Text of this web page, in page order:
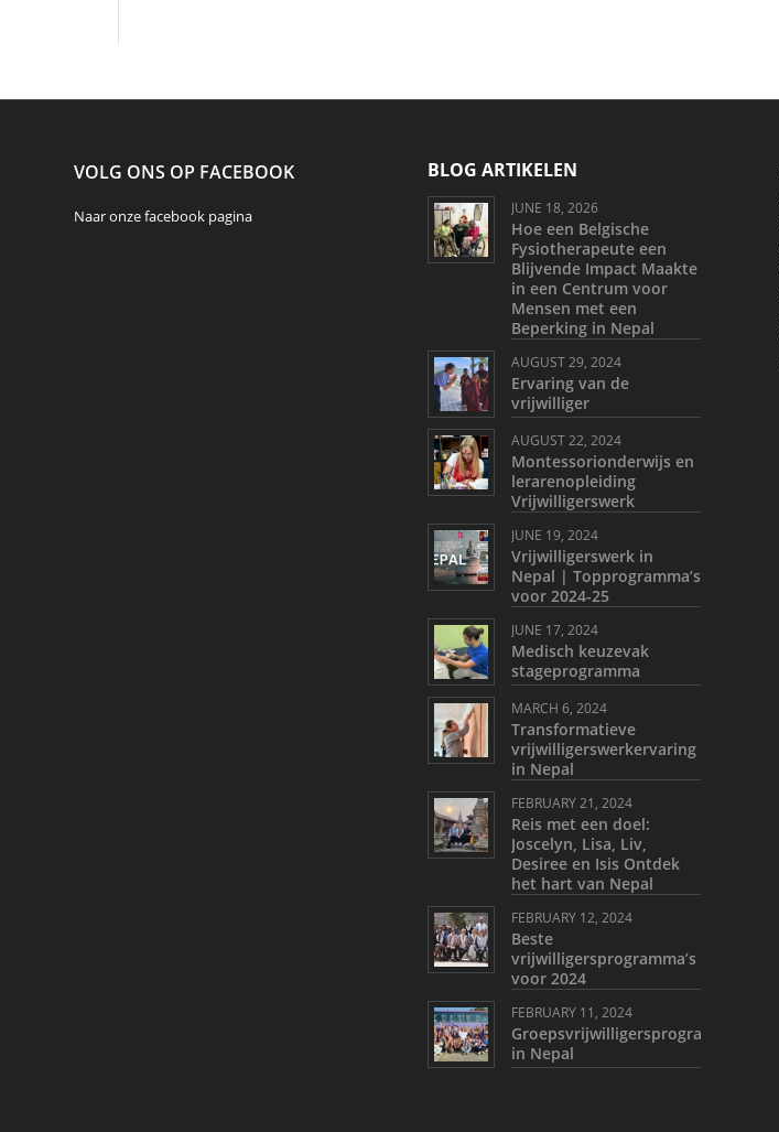
VOLG ONS OP FACEBOOK
Naar onzefacebook pagina
BLOG ARTIKELEN
JUNE 18, 2026
Hoe een Belgische
Fysiotherapeute een
Blijvende Impact Maakte
in een Centrum voor
Mensen met een
Beperking in Nepal
AUGUST 29, 2024
Ervaring van de
vrijwilliger
AUGUST 22, 2024
Montessorionderwijs en
lerarenopleiding
Vrijwilligerswerk
JUNE 19, 2024
Vrijwilligerswerk in
Nepal | Topprogramma’s
voor 2024-25
JUNE 17, 2024
Medisch keuzevak
stageprogramma
MARCH 6, 2024
Transformatieve
vrijwilligerswerkervaring
in Nepal
FEBRUARY 21, 2024
Reis met een doel:
Joscelyn, Lisa, Liv,
Desiree en Isis Ontdek
het hart van Nepal
FEBRUARY 12, 2024
Beste
vrijwilligersprogramma’s
voor 2024
FEBRUARY 11, 2024
Groepsvrijwilligersprogramma
in Nepal